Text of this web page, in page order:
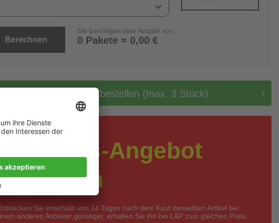
Berechnen
Sie benötigen eine Anzahl von:
0 Pakete = 0,00 €
gratis Muster bestellen (max. 3 Stück)
Angebot
Sie innerhalb von 14 Tagen nach dem Kauf denselben Artikel bei
anderen Anbieter günstiger, erhalten Sie ihn bei L&P zum gleichen Preis.